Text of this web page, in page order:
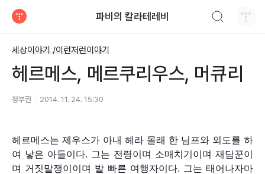
파비의 칼라테레비
세상이야기 /이런저런이야기
헤르메스, 메르쿠리우스, 머큐리
정부권 2014. 11. 24. 15:30
헤르메스는 제우스가 아내 헤라 몰래 한 님프와 외도를 하
여 낳은 아들이다. 그는 전령이며 소매치기이며 재담꾼이
며 거짓말쟁이이며 발 빠른 여행자이다. 그는 태어나자마